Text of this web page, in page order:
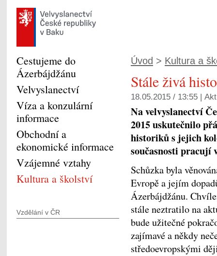
Úvod > Kultura a
Stále živá
18.05.2015 / 13:55 |
Na velvyslanectví
2015 uskutečnilo
historiků s jejich
současnosti pracují
Schůzka byla
Evropě a jejím
Ázerbájdžánu.
stále neztratilo na
bude užitečné
zajímavé a někdy
středoevropskými
Cestujeme do
Ázerbájdžánu
Velvyslanectví
Víza a konzulární
informace
Obchodní a
ekonomické informace
Vzájemné vztahy
Kultura a školství
Vzdělání v ČR